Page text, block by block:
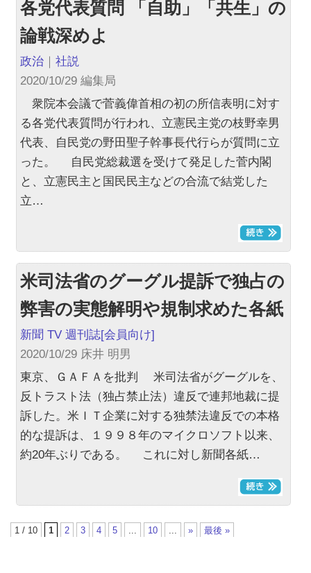
各党代表質問 「自助」「共生」の
論戦深めよ
政治 ｜社説
2020/10/29 編集局
衆院本会議で菅義偉首相の初の所信表明に対す
る各党代表質問が行われ、立憲民主党の枝野幸男
代表、自民党の野田聖子幹事長代行らが質問に立
った。 自民党総裁選を受けて発足した菅内閣
と、立憲民主と国民民主などの合流で結党した
立…
米司法省のグーグル提訴で独占の
弊害の実態解明や規制求めた各紙
新聞 TV 週刊誌[会員向け]
2020/10/29 床井 明男
東京、ＧＡＦＡを批判 米司法省がグーグルを、
反トラスト法（独占禁止法）違反で連邦地裁に提
訴した。米ＩＴ企業に対する独禁法違反での本格
的な提訴は、１９９８年のマイクロソフト以来、
約20年ぶりである。 これに対し新聞各紙…
1 / 10 1 2 3 4 5 ... 10 ... » 最後 »